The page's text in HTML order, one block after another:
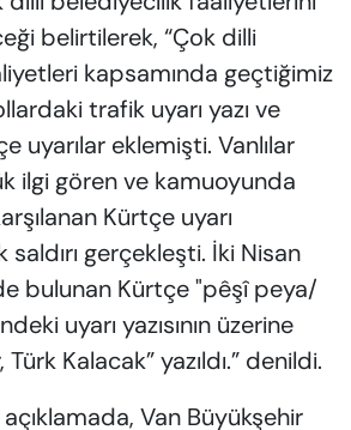
belirtilerek, “Çok dilli
kapsamında geçtiğimiz
trafik uyarı yazı ve
uyarılar eklemişti. Vanlılar
ilgi gören ve kamuoyunda
Kürtçe uyarı
saldırı gerçekleşti. İki Nisan
bulunan Kürtçe "pêşî peya/
uyarı yazısının üzerine
Türk Kalacak” yazıldı.” denildi.
açıklamada, Van Büyükşehir